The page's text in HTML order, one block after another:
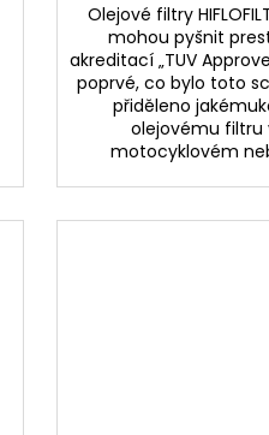
Olejové filtry
mohou pyšnit
akreditací „TUV
poprvé, co bylo toto
přiděleno
olejovému filtru
motocyklovém